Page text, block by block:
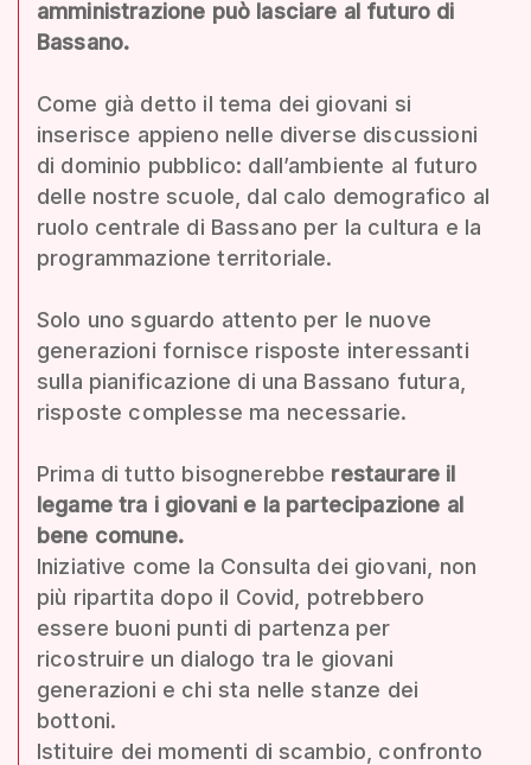
amministrazione può lasciare al futuro di
Bassano.
Come già detto il tema dei giovani si
inserisce appieno nelle diverse discussioni
di dominio pubblico: dall’ambiente al futuro
delle nostre scuole, dal calo demografico al
ruolo centrale di Bassano per la cultura e la
programmazione territoriale.
Solo uno sguardo attento per le nuove
generazioni fornisce risposte interessanti
sulla pianificazione di una Bassano futura,
risposte complesse ma necessarie.
Prima di tutto bisognerebbe restaurare il
legame tra i giovani e la partecipazione al
bene comune.
Iniziative come la Consulta dei giovani, non
più ripartita dopo il Covid, potrebbero
essere buoni punti di partenza per
ricostruire un dialogo tra le giovani
generazioni e chi sta nelle stanze dei
bottoni.
Istituire dei momenti di scambio, confronto